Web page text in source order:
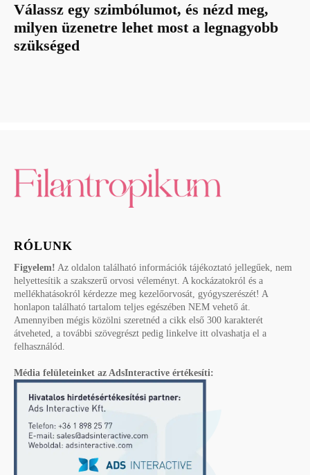
Válassz egy szimbólumot, és nézd meg,
milyen üzenetre lehet most a legnagyobb
szükséged
RÓLUNK
Figyelem! Az oldalon található információk tájékoztató jellegűek, nem
helyettesítik a szakszerű orvosi véleményt. A kockázatokról és a
mellékhatásokról kérdezze meg kezelőorvosát, gyógyszerészét! A
honlapon található tartalom teljes egészében NEM vehető át.
Amennyiben mégis közölni szeretnéd a cikk első 300 karakterét
átveheted, a további szövegrészt pedig linkelve itt olvashatja el a
felhasználód.
Média felületeinket az AdsInteractive értékesíti: